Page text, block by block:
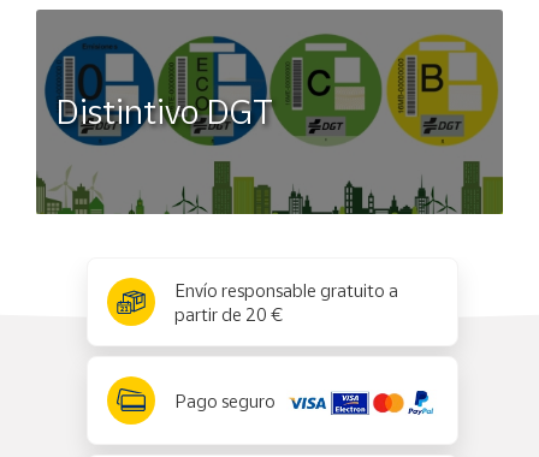
Distintivo DGT
Envío responsable gratuito a
partir de 20 €
Pago seguro